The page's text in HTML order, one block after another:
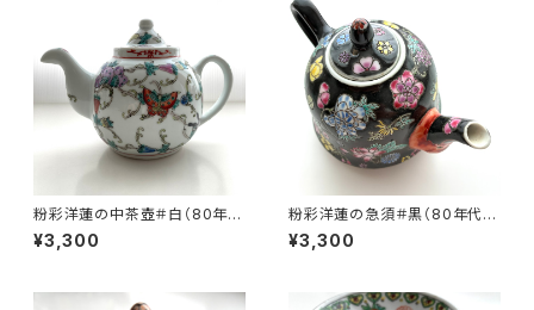
粉彩洋蓮の中茶壺＃白（80年代
景徳鎮デッドストック）
¥3,300
粉彩洋蓮の急須＃黒（80年代景
徳鎮デッドストック）
¥3,300